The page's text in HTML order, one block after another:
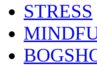
STRESS